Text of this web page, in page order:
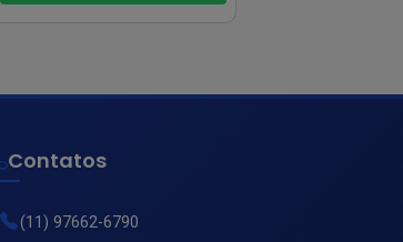
Contatos
(11) 97662-6790